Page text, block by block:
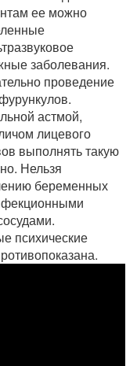
ее можно
заболевания.
проведение
астмой,
лицевого
выполнять такую
Нельзя
беременных
психические